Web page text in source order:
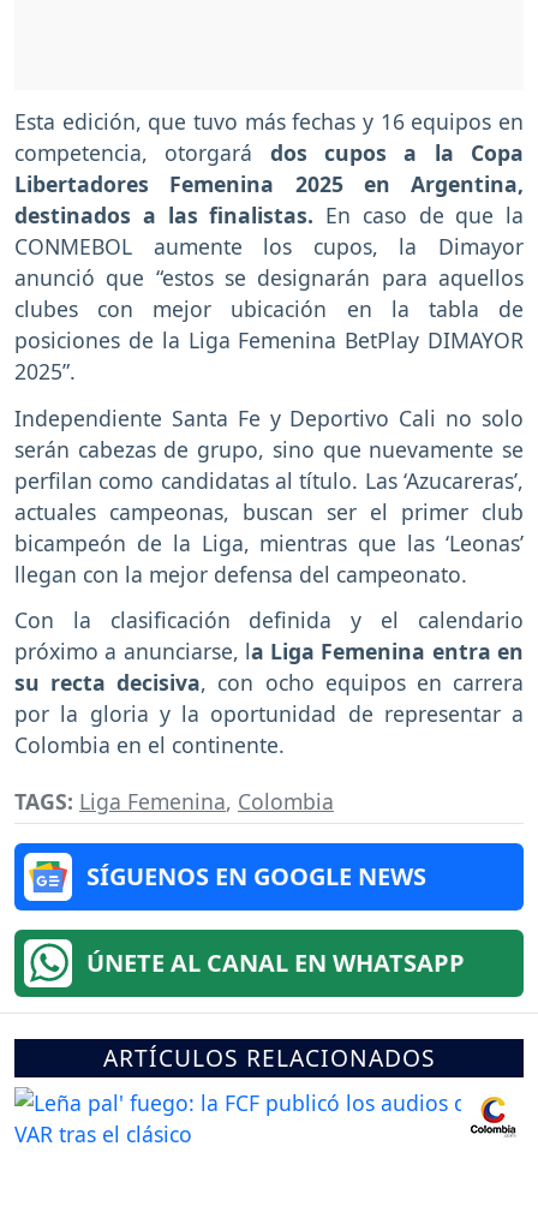
Esta edición, que tuvo más fechas y 16 equipos en
competencia, otorgará dos cupos a la Copa
Libertadores Femenina 2025 en Argentina,
destinados a las finalistas. En caso de que la
CONMEBOL aumente los cupos, la Dimayor
anunció que “estos se designarán para aquellos
clubes con mejor ubicación en la tabla de
posiciones de la Liga Femenina BetPlay DIMAYOR
2025”.
Independiente Santa Fe y Deportivo Cali no solo
serán cabezas de grupo, sino que nuevamente se
perfilan como candidatas al título. Las ‘Azucareras’,
actuales campeonas, buscan ser el primer club
bicampeón de la Liga, mientras que las ‘Leonas’
llegan con la mejor defensa del campeonato.
Con la clasificación definida y el calendario
próximo a anunciarse, la Liga Femenina entra en
su recta decisiva, con ocho equipos en carrera
por la gloria y la oportunidad de representar a
Colombia en el continente.
TAGS: Liga Femenina, Colombia
SÍGUENOS EN GOOGLE NEWS
ÚNETE AL CANAL EN WHATSAPP
ARTÍCULOS RELACIONADOS